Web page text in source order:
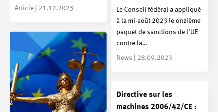
Article | 21.12.2023
Le Conseil fédéral a appliqué
à la mi-août 2023 le onzième
paquet de sanctions de l’UE
contre la…
News | 28.09.2023
Directive sur les
machines 2006/42/CE :